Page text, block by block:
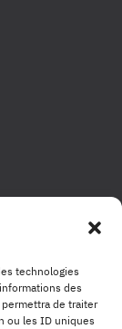
technologies
des
de traiter
ou les ID uniques